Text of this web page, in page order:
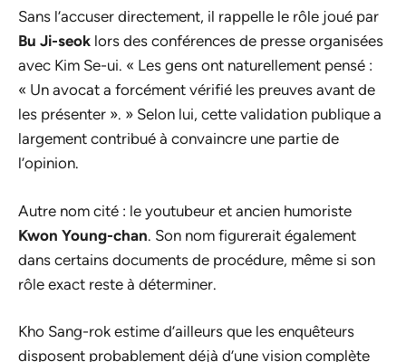
Sans l’accuser directement, il rappelle le rôle joué par
Bu Ji-seok lors des conférences de presse organisées
avec Kim Se-ui. « Les gens ont naturellement pensé :
« Un avocat a forcément vérifié les preuves avant de
les présenter ». » Selon lui, cette validation publique a
largement contribué à convaincre une partie de
l’opinion.
Autre nom cité : le youtubeur et ancien humoriste
Kwon Young-chan. Son nom figurerait également
dans certains documents de procédure, même si son
rôle exact reste à déterminer.
Kho Sang-rok estime d’ailleurs que les enquêteurs
disposent probablement déjà d’une vision complète